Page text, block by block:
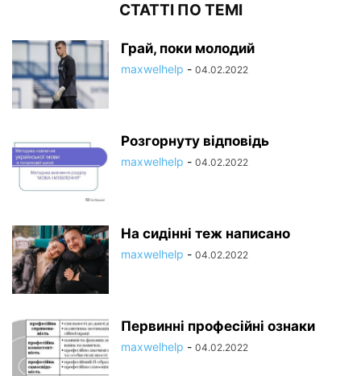
СТАТТІ ПО ТЕМІ
Грай, поки молодий
maxwelhelp - 04.02.2022
Розгорнуту відповідь
maxwelhelp - 04.02.2022
На сидінні теж написано
maxwelhelp - 04.02.2022
Первинні професійні ознаки
maxwelhelp - 04.02.2022